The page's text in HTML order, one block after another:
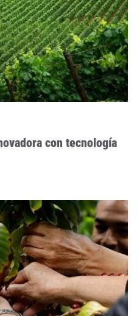
con tecnología